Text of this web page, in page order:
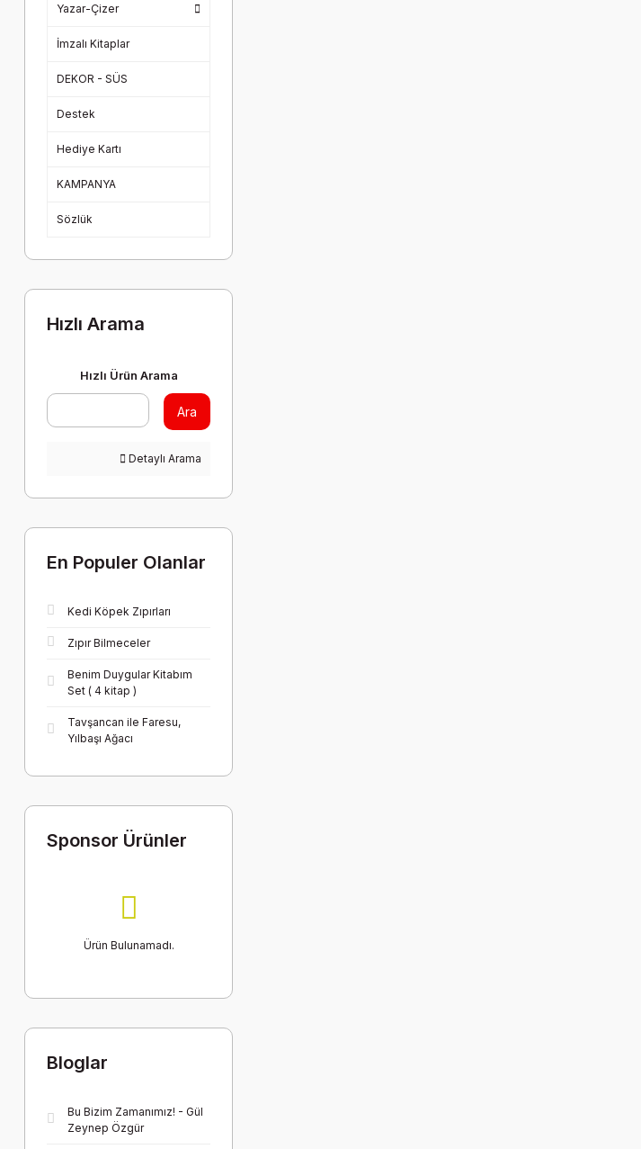
Yazar-Çizer
İmzalı Kitaplar
DEKOR - SÜS
Destek
Hediye Kartı
KAMPANYA
Sözlük
Hızlı Arama
Hızlı Ürün Arama
Ara
Detaylı Arama
En Populer Olanlar
Kedi Köpek Zıpırları
Zıpır Bilmeceler
Benim Duygular Kitabım
Set ( 4 kitap )
Tavşancan ile Faresu,
Yılbaşı Ağacı
Sponsor Ürünler
Ürün Bulunamadı.
Bloglar
Bu Bizim Zamanımız! - Gül
Zeynep Özgür